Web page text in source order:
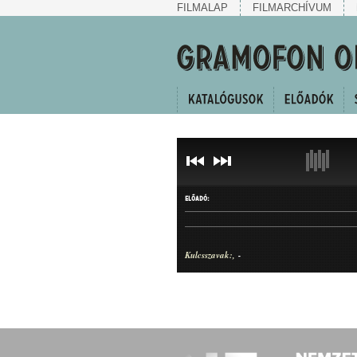
FILMALAP FILMARCHÍVUM
ELŐADÓ:
Kulcsszavak: -